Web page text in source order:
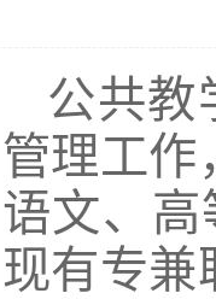
公共教
管理工作
语文、
现有专兼